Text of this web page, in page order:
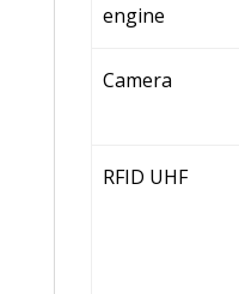
engine
Camera
RFID UHF